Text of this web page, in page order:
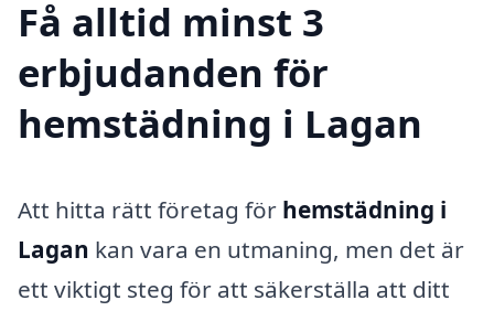
Få alltid minst 3
erbjudanden för
hemstädning i Lagan
Att hitta rätt företag för hemstädning i
Lagan kan vara en utmaning, men det är
ett viktigt steg för att säkerställa att ditt